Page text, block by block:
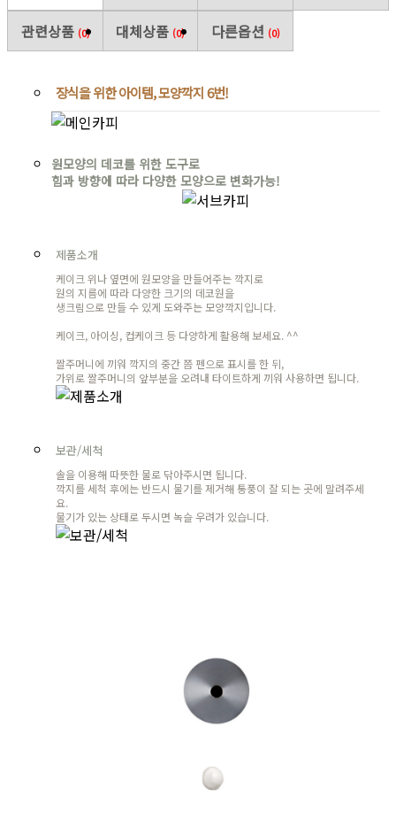
관련상품 (0) 대체상품 (0) 다른옵션 (0)
장식을 위한 아이템, 모양깍지 6번!
원모양의 데코를 위한 도구로
힘과 방향에 따라 다양한 모양으로 변화가능!
제품소개
케이크 위나 옆면에 원모양을 만들어주는 깍지로
원의 지름에 따라 다양한 크기의 데코원을
생크림으로 만들 수 있게 도와주는 모양깍지입니다.
케이크, 아이싱, 컵케이크 등 다양하게 활용해 보세요. ^^
짤주머니에 끼워 깍지의 중간 쯤 펜으로 표시를 한 뒤,
가위로 짤주머니의 앞부분을 오려내 타이트하게 끼워 사용하면 됩니다.
보관/세척
솔을 이용해 따뜻한 물로 닦아주시면 됩니다.
깍지를 세척 후에는 반드시 물기를 제거해 통풍이 잘 되는 곳에 말려주세
요.
물기가 있는 상태로 두시면 녹슬 우려가 있습니다.